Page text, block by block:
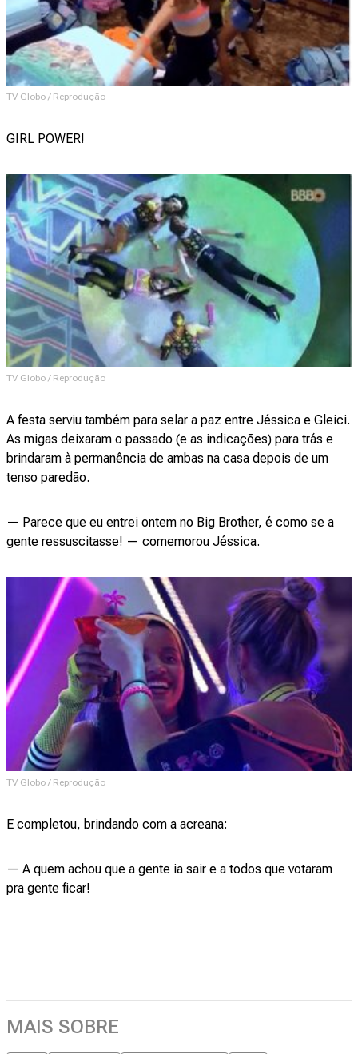
TV Globo / Reprodução
GIRL POWER!
TV Globo / Reprodução
A festa serviu também para selar a paz entre Jéssica e Gleici.
As migas deixaram o passado (e as indicações) para trás e
brindaram à permanência de ambas na casa depois de um
tenso paredão.
— Parece que eu entrei ontem no Big Brother, é como se a
gente ressuscitasse! — comemorou Jéssica.
TV Globo / Reprodução
E completou, brindando com a acreana:
— A quem achou que a gente ia sair e a todos que votaram
pra gente ficar!
MAIS SOBRE